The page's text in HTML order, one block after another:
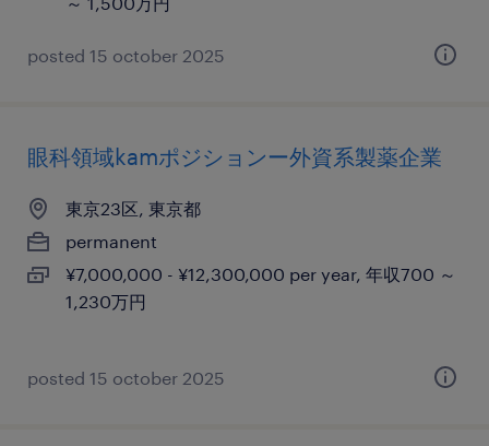
posted 15 october 2025
眼科領域kamポジションー外資系製薬企業
東京23区, 東京都
permanent
¥7,000,000 - ¥12,300,000 per year, 年収700 ～
1,230万円
posted 15 october 2025